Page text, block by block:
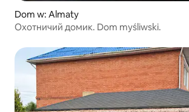
Dom w: Almaty
Охотничий домик. Dom myśliwski.